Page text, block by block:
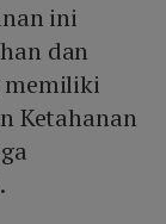
ini
dan
memiliki
Ketahanan